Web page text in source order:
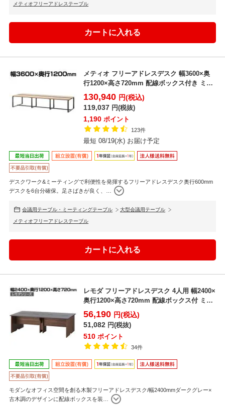
メティオフリーアドレステーブル
メティオ フリーアドレスデスク 幅3600×奥
行1200×高さ720mm 配線ボックス付き ミー
ティ...
130,940 円(税込)
119,037 円(税抜)
1,190 ポイント
123件
最短 08/19(水) お届け予定
デスクワーク&ミーティングで利便性を発揮するフリーアドレスデスク奥行600mm
デスクを6台分確保。足さばきが良く、
会議用テーブル・ミーティングテーブル 大型会議用テーブル
メティオフリーアドレステーブル
レモダ フリーアドレスデスク 4人用 幅2400×
奥行1200×高さ720mm 配線ボックス付 ミ
ー...
56,190 円(税込)
51,082 円(税抜)
510 ポイント
34件
モダンなオフィス空間を創る木製フリーアドレスデスク/幅2400mmダークグレー×
古木調のデザインに配線ボックスを装